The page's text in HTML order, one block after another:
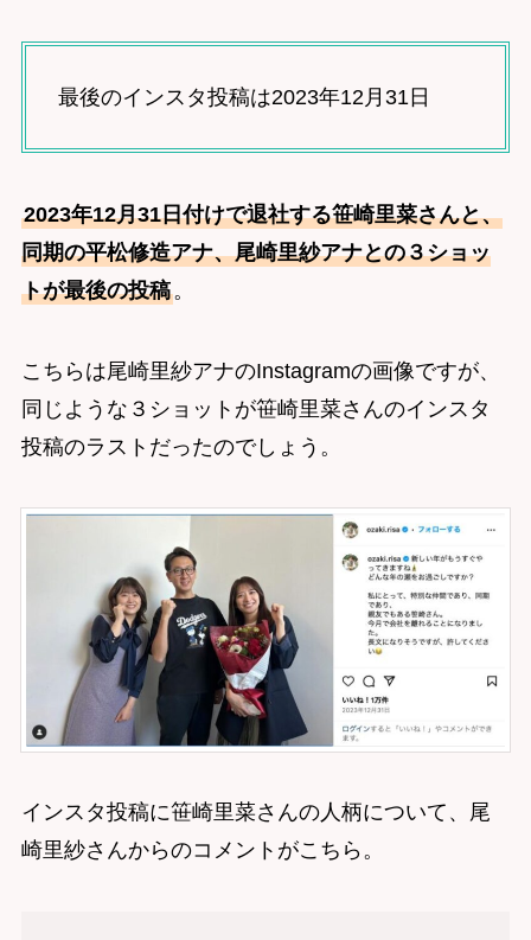
最後のインスタ投稿は2023年12月31日
2023年12月31日付けで退社する笹崎里菜さんと、
同期の平松修造アナ、尾崎里紗アナとの３ショッ
トが最後の投稿。
こちらは尾崎里紗アナのInstagramの画像ですが、
同じような３ショットが笹崎里菜さんのインスタ
投稿のラストだったのでしょう。
インスタ投稿に笹崎里菜さんの人柄について、尾
崎里紗さんからのコメントがこちら。